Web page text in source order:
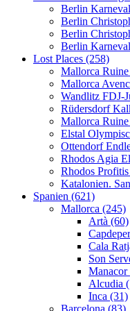
Berlin
Berlin
Berlin
Berlin
Lost Places (258)
Mallorca
Mallorca
Wandlitz FDJ-
Rüdersdorf
Mallorca
Elstal
Ottendorf
Rhodos Agia
Rhodos
Katalonien.
Spanien (621)
Mallorca (245)
Artà (60)
Cala
Son
Manacor
Alcudia
Inca (31)
Barcelona (83)